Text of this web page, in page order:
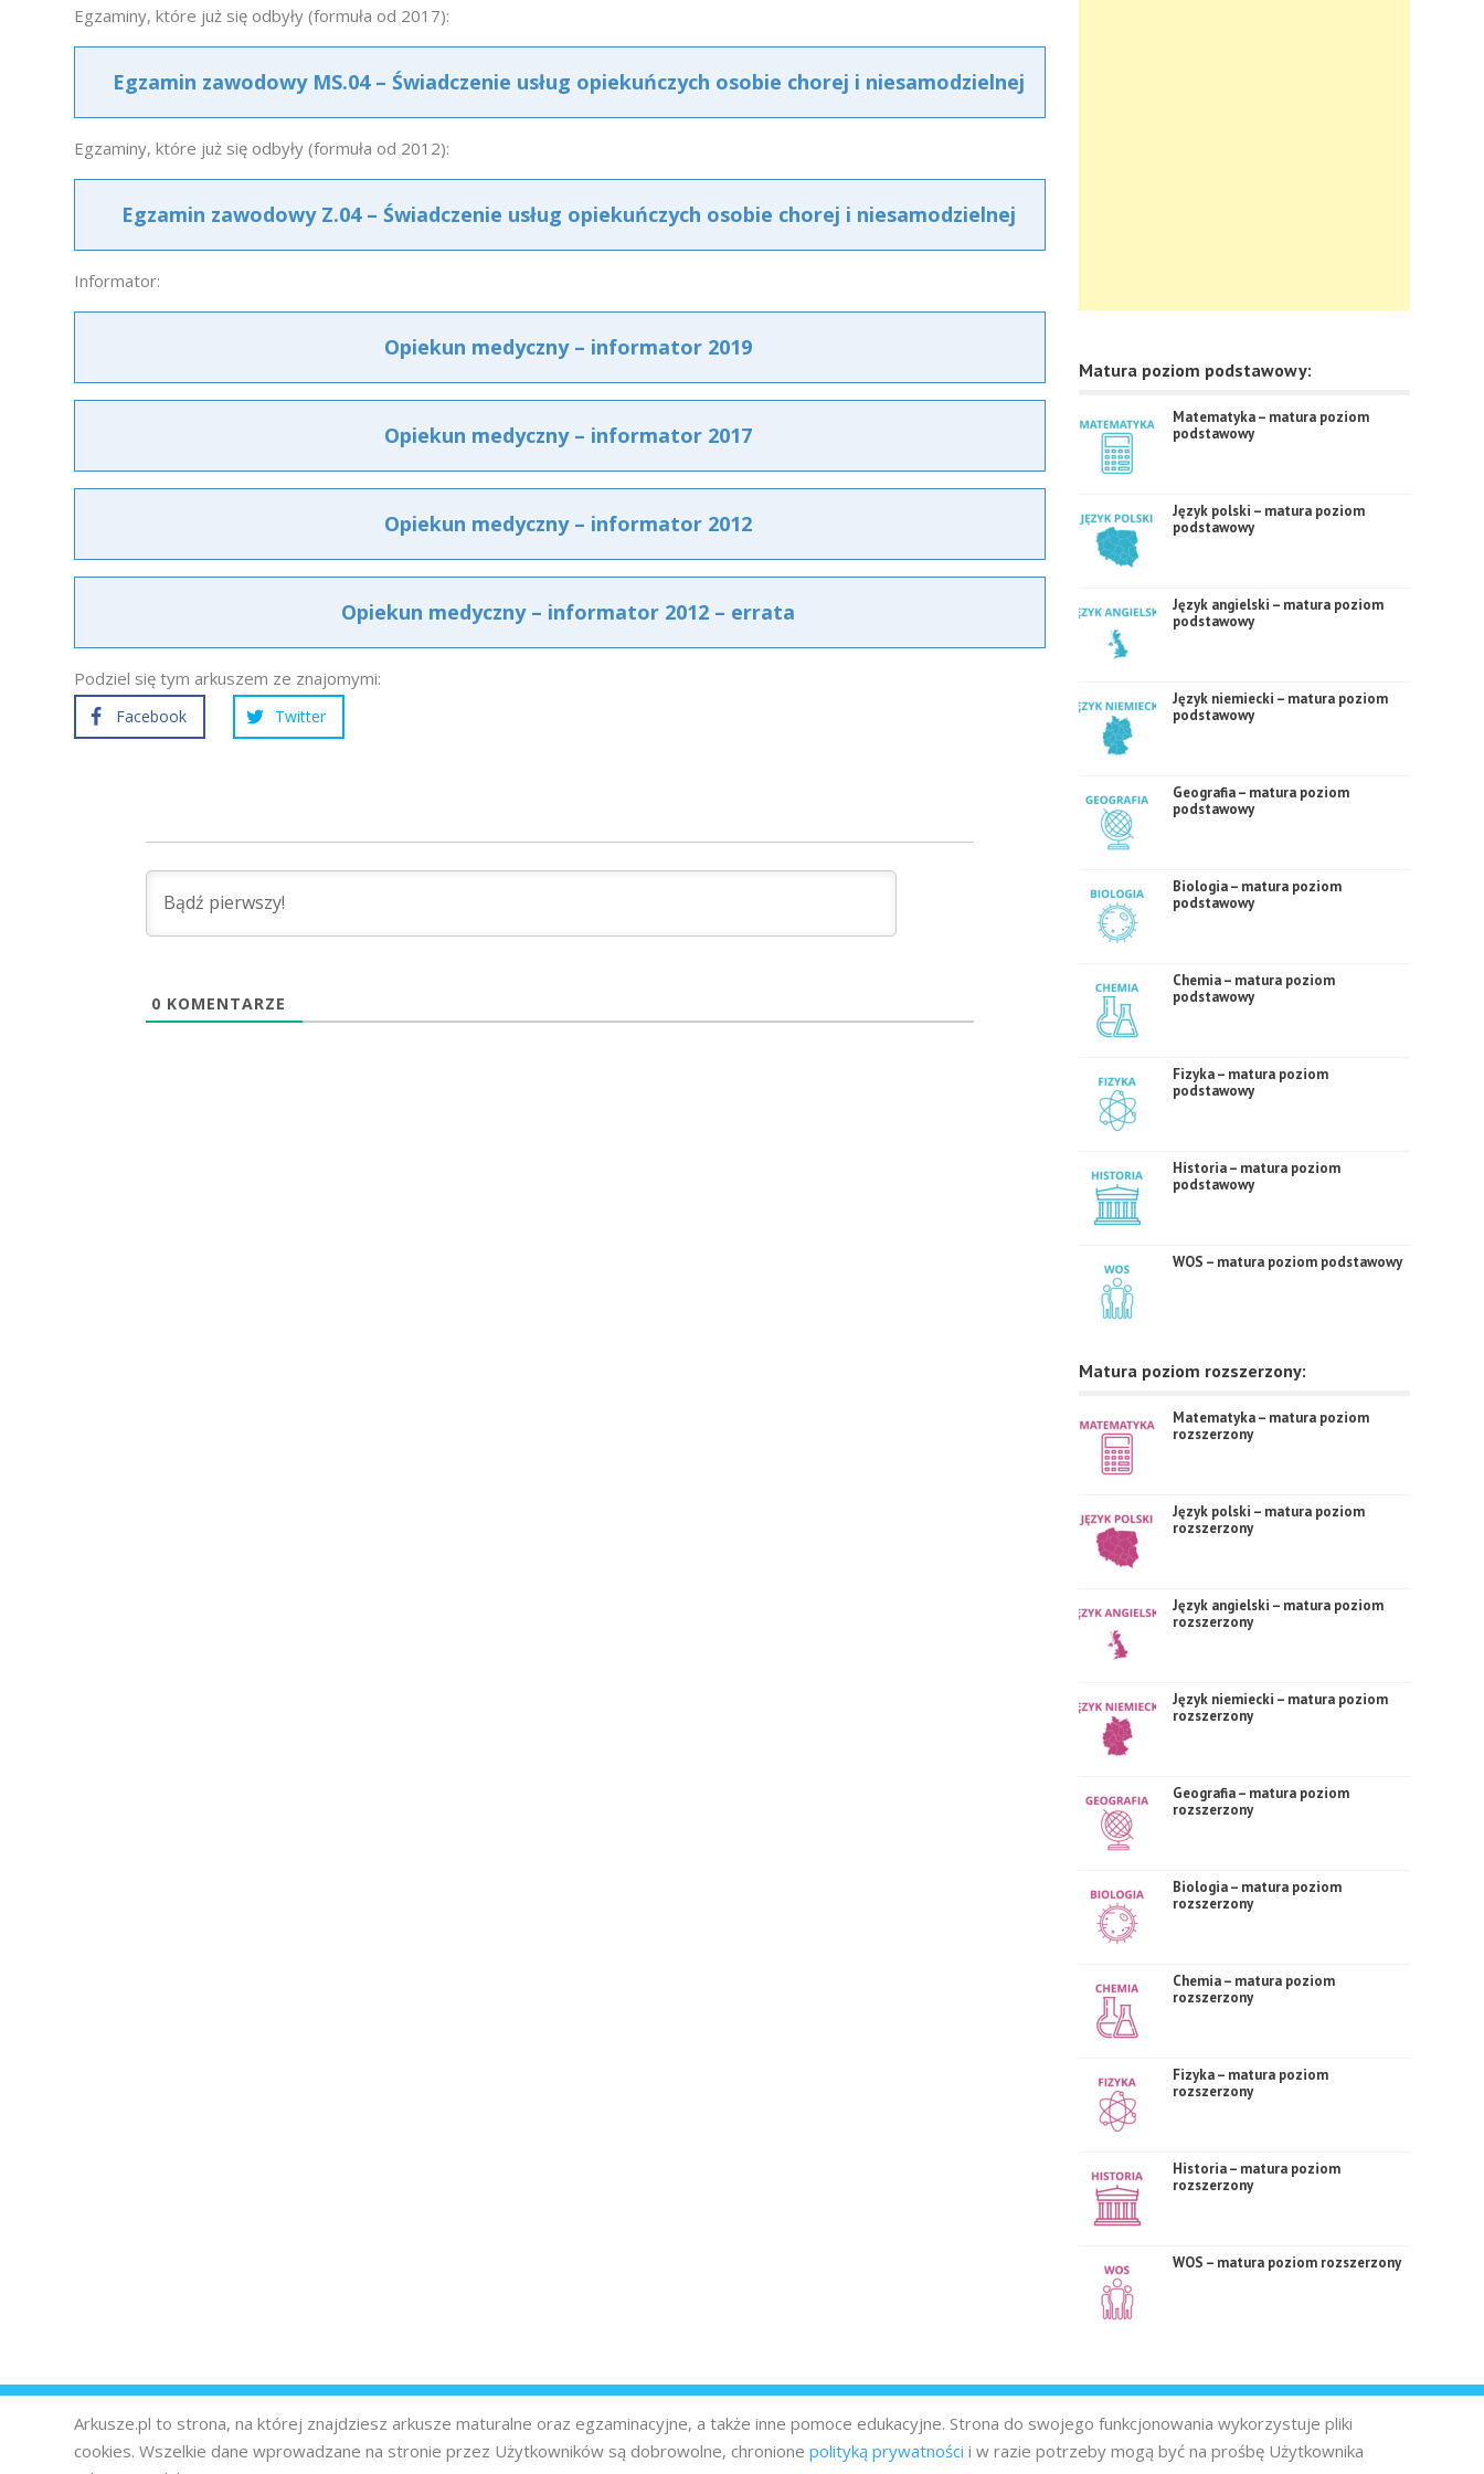
Egzaminy, które już się odbyły (formuła od 2017):
Egzamin zawodowy MS.04 – Świadczenie usług opiekuńczych osobie chorej i niesamodzielnej
Egzaminy, które już się odbyły (formuła od 2012):
Egzamin zawodowy Z.04 – Świadczenie usług opiekuńczych osobie chorej i niesamodzielnej
Informator:
Opiekun medyczny – informator 2019
Opiekun medyczny – informator 2017
Opiekun medyczny – informator 2012
Opiekun medyczny – informator 2012 – errata
Podziel się tym arkuszem ze znajomymi:
Facebook Twitter
0 KOMENTARZE
Matura poziom podstawowy:
Matematyka – matura poziom
podstawowy
Język polski – matura poziom
podstawowy
Język angielski – matura poziom
podstawowy
Język niemiecki – matura poziom
podstawowy
Geografia – matura poziom
podstawowy
Biologia – matura poziom
podstawowy
Chemia – matura poziom
podstawowy
Fizyka – matura poziom
podstawowy
Historia – matura poziom
podstawowy
WOS – matura poziom podstawowy
Matura poziom rozszerzony:
Matematyka – matura poziom
rozszerzony
Język polski – matura poziom
rozszerzony
Język angielski – matura poziom
rozszerzony
Język niemiecki – matura poziom
rozszerzony
Geografia – matura poziom
rozszerzony
Biologia – matura poziom
rozszerzony
Chemia – matura poziom
rozszerzony
Fizyka – matura poziom
rozszerzony
Historia – matura poziom
rozszerzony
WOS – matura poziom rozszerzony
Arkusze.pl to strona, na której znajdziesz arkusze maturalne oraz egzaminacyjne, a także inne pomoce edukacyjne. Strona do swojego funkcjonowania wykorzystuje pliki
cookies. Wszelkie dane wprowadzane na stronie przez Użytkowników są dobrowolne, chronione polityką prywatności i w razie potrzeby mogą być na prośbę Użytkownika